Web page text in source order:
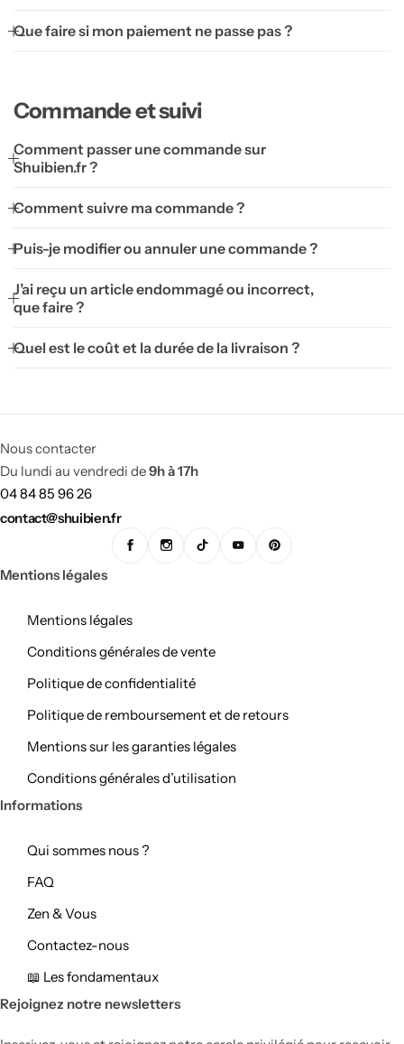
Que faire si mon paiement ne passe pas ?
Commande et suivi
Comment passer une commande sur
Shuibien.fr ?
Comment suivre ma commande ?
Puis-je modifier ou annuler une commande ?
J’ai reçu un article endommagé ou incorrect,
que faire ?
Quel est le coût et la durée de la livraison ?
Nous contacter
Du lundi au vendredi de9h à 17h
04 84 85 96 26
contact@shuibien.fr
Mentions légales
Mentions légales
Conditions générales de vente
Politique de confidentialité
Politique de remboursement et de retours
Mentions sur les garanties légales
Conditions générales d’utilisation
Informations
Qui sommes nous ?
FAQ
Zen & Vous
Contactez-nous
📖 Les fondamentaux
Rejoignez notre newsletters
Pierres roulées
Cuisine Feng shui
Salle à manger Feng shui